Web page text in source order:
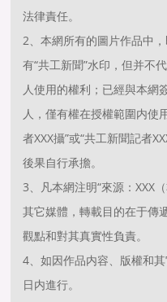
法律責任。
2、本網所有的圖片作品中
有“共工新聞”水印，但并不
人使用的權利；已經與本網
人，僅有權在授權範圍内使
者XXX攝”或“共工新聞記者
後果自行承擔。
3、凡本網注明“來源：XXX
其它媒體，轉載目的在于傳
觀點和對其真實性負責。
4、如因作品内容、版權和
日内進行。